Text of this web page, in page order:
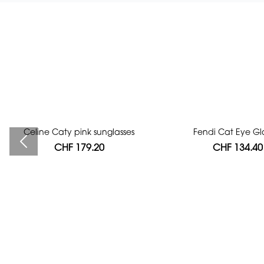
Bag authentication
CHF 112.00
Celine Caty pink sunglasses
CHF 179.20
Fendi Cat Eye
CHF 134.40